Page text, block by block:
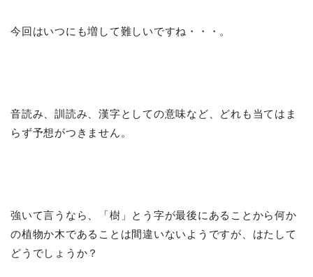
今回はいつにも増して難しいですね・・・。
音読み、訓読み、漢字としての意味など、どれも当てはま
らず予想がつきません。
強いて言うなら、「樹」とう字が最後にあることから何か
の植物か木であることは間違いないようですが、はたして
どうでしょうか？